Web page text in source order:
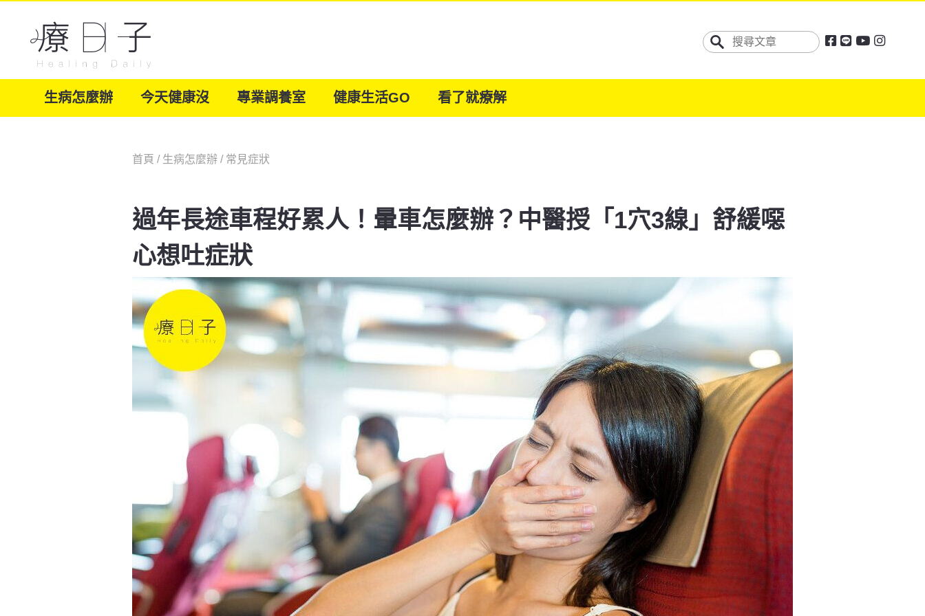
生病怎麼辦 今天健康沒 專業調養室 健康生活GO 看了就療解
首頁 / 生病怎麼辦 / 常見症狀
過年長途車程好累人！暈車怎麼辦？中醫授「1穴3線」舒緩噁
心想吐症狀